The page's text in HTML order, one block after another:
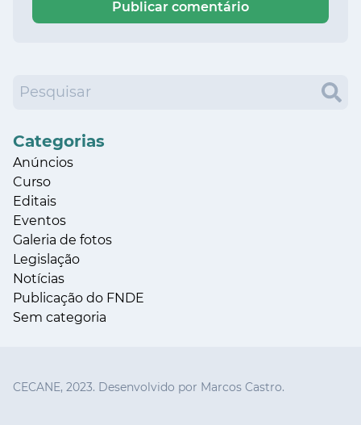
Categorias
Anúncios
Curso
Editais
Eventos
Galeria de fotos
Legislação
Notícias
Publicação do FNDE
Sem categoria
CECANE, 2023. Desenvolvido por Marcos Castro.